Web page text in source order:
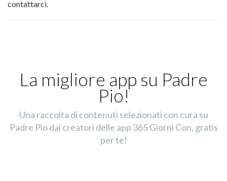
contattarci.
La migliore app su Padre
Pio!
Una raccolta di contenuti selezionati con cura su
Padre Pio dai creatori delle app 365 Giorni Con, gratis
per te!